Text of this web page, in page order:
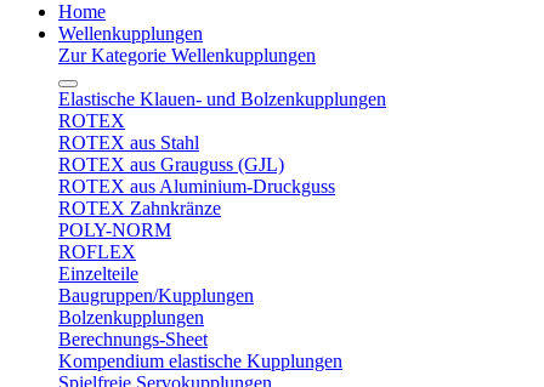
Home
Wellenkupplungen
Zur Kategorie Wellenkupplungen
Elastische Klauen- und Bolzenkupplungen
ROTEX
ROTEX aus Stahl
ROTEX aus Grauguss (GJL)
ROTEX aus Aluminium-Druckguss
ROTEX Zahnkränze
POLY-NORM
ROFLEX
Einzelteile
Baugruppen/Kupplungen
Bolzenkupplungen
Berechnungs-Sheet
Kompendium elastische Kupplungen
Spielfreie Servokupplungen